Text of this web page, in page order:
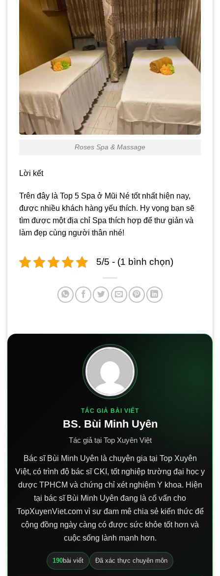
Roses Spa & Massage
Lời kết
Trên đây là Top 5 Spa ở Mũi Né tốt nhất hiện nay,
được nhiều khách hàng yếu thích. Hy vọng bạn sẽ
tìm được một địa chỉ Spa thích hợp để thư giản và
làm đẹp cùng người thân nhé!
5/5 - (1 bình chọn)
TÁC GIẢ BÀI VIẾT
BS. Bùi Minh Uyên
Tác giả tại Top Xuyên Việt
Bác sĩ Bùi Minh Uyên là chuyên gia tại Top Xuyên
Việt, có trình độ bác sĩ CKI, tốt nghiệp trường đại học y
dược TPHCM và chứng chỉ xét nghiệm Y khoa. Hiện
tại bác sĩ Bùi Minh Uyên đang là cố vấn cho
TopXuyenViet.com vì sự đam mê chia sẻ kiến thức để
cộng đồng ngày càng có được sức khỏe tốt hơn và
cuộc sống lành mạnh hơn.
190bài viết Đã xác thực chuyên môn